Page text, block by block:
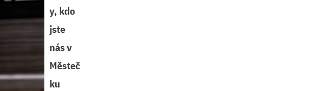
y, kdo
jste
nás v
Městeč
ku